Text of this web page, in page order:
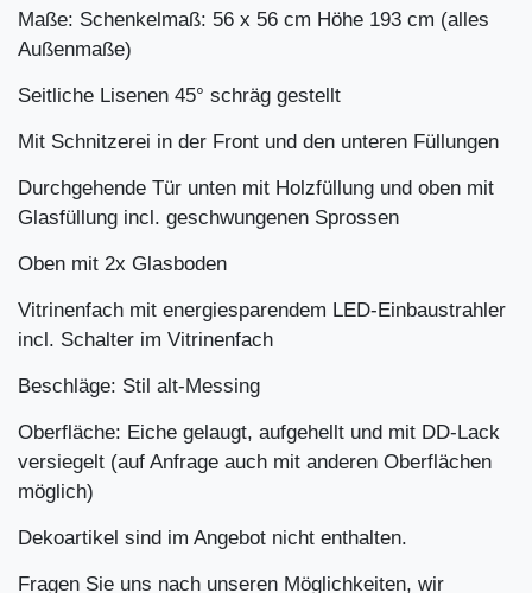
Maße: Schenkelmaß: 56 x 56 cm Höhe 193 cm (alles
Außenmaße)
Seitliche Lisenen 45° schräg gestellt
Mit Schnitzerei in der Front und den unteren Füllungen
Durchgehende Tür unten mit Holzfüllung und oben mit
Glasfüllung incl. geschwungenen Sprossen
Oben mit 2x Glasboden
Vitrinenfach mit energiesparendem LED-Einbaustrahler
incl. Schalter im Vitrinenfach
Beschläge: Stil alt-Messing
Oberfläche: Eiche gelaugt, aufgehellt und mit DD-Lack
versiegelt (auf Anfrage auch mit anderen Oberflächen
möglich)
Dekoartikel sind im Angebot nicht enthalten.
Fragen Sie uns nach unseren Möglichkeiten, wir